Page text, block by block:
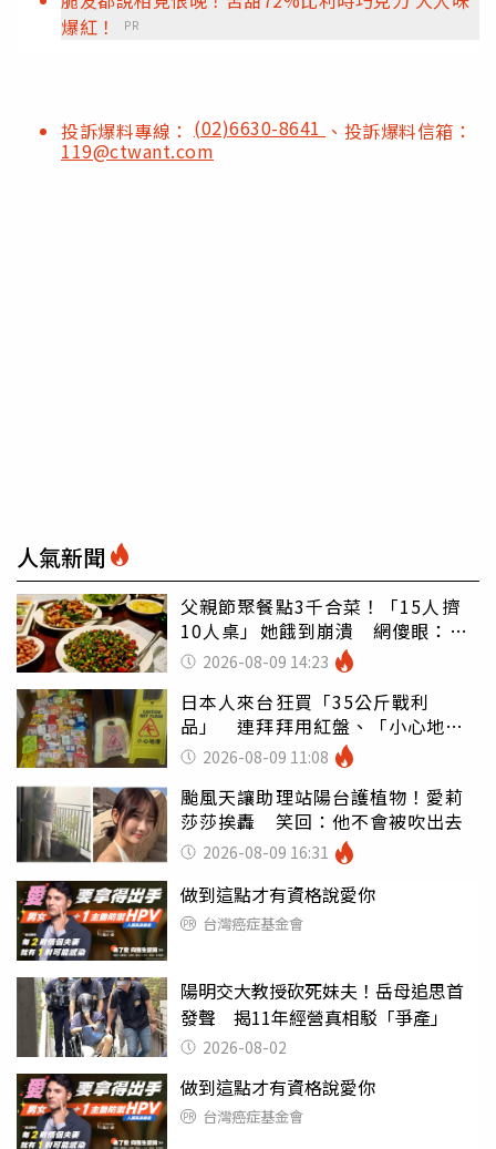
爆紅！
PR
投訴爆料專線： (02)6630-8641 、投訴爆料信箱：
119@ctwant.com
人氣新聞
父親節聚餐點3千合菜！「15人擠
10人桌」她餓到崩潰 網傻眼：讓
店家看笑話
2026-08-09 14:23
日本人來台狂買「35公斤戰利
品」 連拜拜用紅盤、「小心地
滑」告示牌也帶回家
2026-08-09 11:08
颱風天讓助理站陽台護植物！愛莉
莎莎挨轟 笑回：他不會被吹出去
2026-08-09 16:31
做到這點才有資格說愛你
台灣癌症基金會
陽明交大教授砍死妹夫！岳母追思首
發聲 揭11年經營真相駁「爭產」
2026-08-02
做到這點才有資格說愛你
台灣癌症基金會